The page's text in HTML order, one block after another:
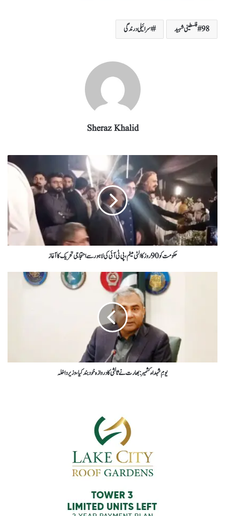
ha
ts
A
ce
bo
ok
wi
tte
r
m
ail
nk
ed
In
el
98فلسطینی شہید اسرائیلی درندگی
Sheraz Khalid
حکومت کو90روزکاالٹی میٹم،پی ٹی آئی کی لاہورسےاحتجاجی تحریک کاآغاز
یومِ شہداء کشمیر: بھارت نے ثالثی کا دروازہ خود بند کیا، وزیر داخلہ